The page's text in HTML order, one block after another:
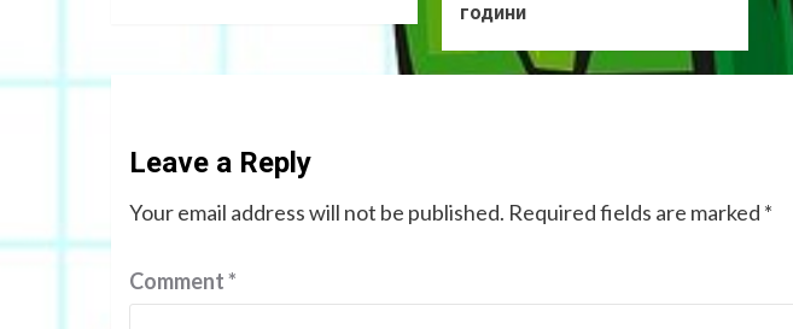
години
Leave a Reply
Your email address will not be published. Required fields are marked *
Comment*